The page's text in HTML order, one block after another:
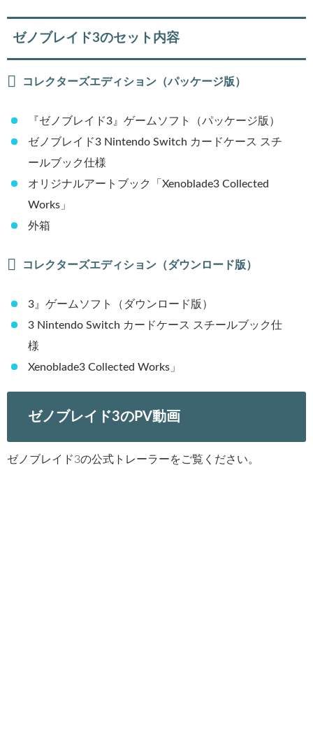
ゼノブレイド3のセット内容
コレクターズエディション（パッケージ版）
『ゼノブレイド3』ゲームソフト（パッケージ版）
ゼノブレイド3 Nintendo Switch カードケース スチ
ールブック仕様
オリジナルアートブック「Xenoblade3 Collected
Works」
外箱
コレクターズエディション（ダウンロード版）
3』ゲームソフト（ダウンロード版）
3 Nintendo Switch カードケース スチールブック仕
様
Xenoblade3 Collected Works」
ゼノブレイド3のPV動画
ゼノブレイド3の公式トレーラーをご覧ください。